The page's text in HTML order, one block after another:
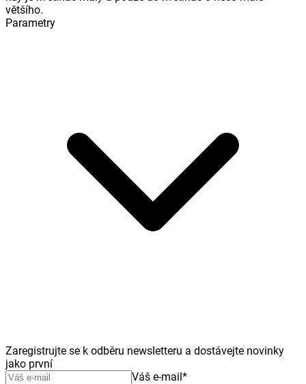
většího.
Parametry
Zaregistrujte se k odběru newsletteru a dostávejte novinky
jako první
Váš e-mail*